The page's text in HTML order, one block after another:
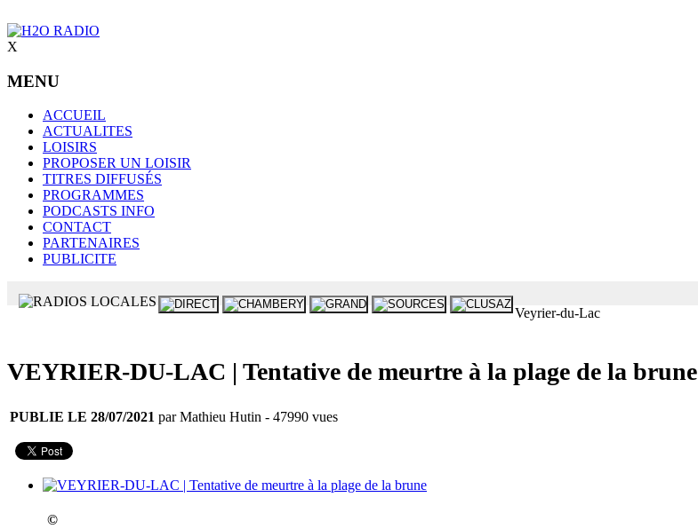
X
MENU
ACCUEIL
ACTUALITES
LOISIRS
PROPOSER UN LOISIR
TITRES DIFFUSÉS
PROGRAMMES
PODCASTS INFO
CONTACT
PARTENAIRES
PUBLICITE
Veyrier-du-Lac
VEYRIER-DU-LAC | Tentative de meurtre à la plage de la brune
PUBLIE LE 28/07/2021 par Mathieu Hutin - 47990 vues
©